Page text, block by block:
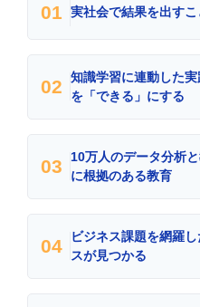
01 実社会で結果を出す
02
知識学習に連動した実
を「できる」にする
03
10万人のデータ分析
に根拠のある教育
04
ビジネス課題を網羅
スが見つかる